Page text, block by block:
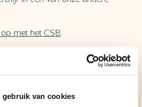
gebruik van cookies
met het CSB.